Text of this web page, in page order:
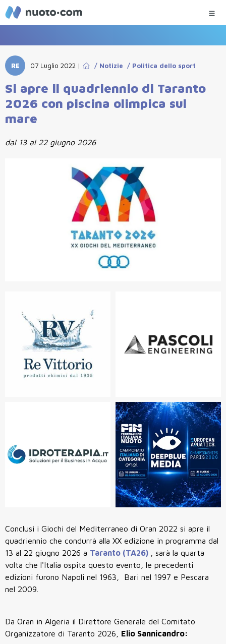
RE 07 Luglio 2022 | / Notizie / Politica dello sport
Si apre il quadriennio di Taranto
2026 con piscina olimpica sul
mare
dal 13 al 22 giugno 2026
Conclusi i Giochi del Mediterraneo di Oran 2022 si apre il
quadriennio che condurrà alla XX edizione in programma dal
13 al 22 giugno 2026 a Taranto (TA26)
, sarà la quarta
volta che l'Italia ospita questo evento, le precedenti
edizioni furono Napoli nel 1963, Bari nel 1997 e Pescara
nel 2009.
Da Oran in Algeria il Direttore Generale del Comitato
Organizzatore di Taranto 2026, Elio Sannicandro: